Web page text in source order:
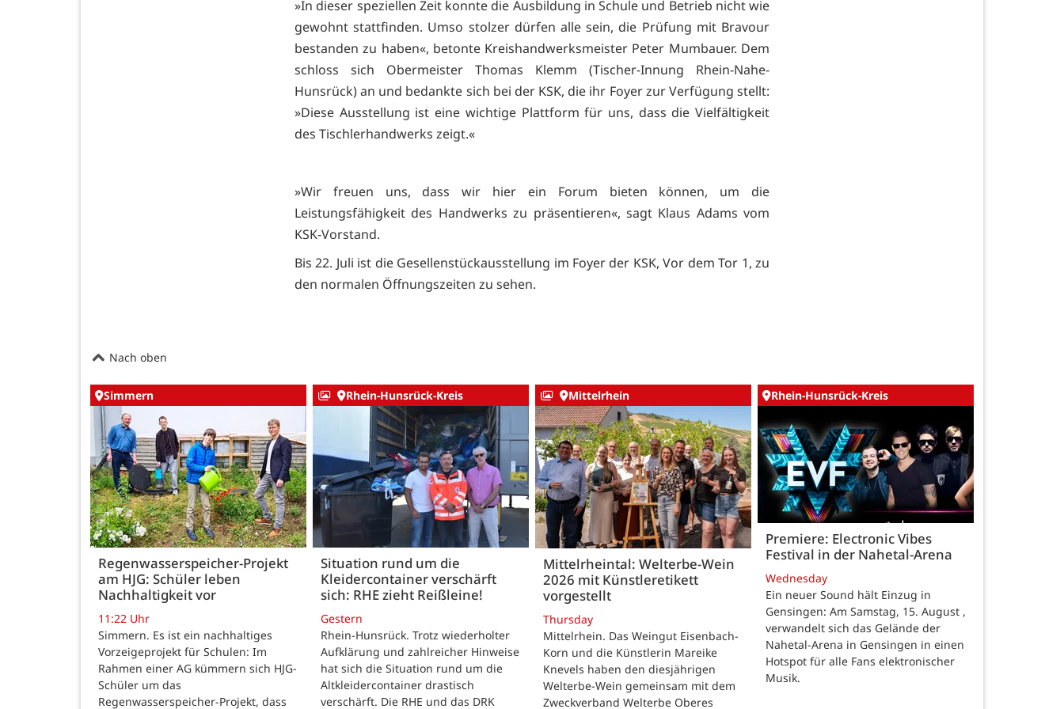
»In dieser speziellen Zeit konnte die Ausbildung in Schule und Betrieb nicht wie
gewohnt stattfinden. Umso stolzer dürfen alle sein, die Prüfung mit Bravour
bestanden zu haben«, betonte Kreishandwerksmeister Peter Mumbauer. Dem
schloss sich Obermeister Thomas Klemm (Tischer-Innung Rhein-Nahe-
Hunsrück) an und bedankte sich bei der KSK, die ihr Foyer zur Verfügung stellt:
»Diese Ausstellung ist eine wichtige Plattform für uns, dass die Vielfältigkeit
des Tischlerhandwerks zeigt.«
»Wir freuen uns, dass wir hier ein Forum bieten können, um die
Leistungsfähigkeit des Handwerks zu präsentieren«, sagt Klaus Adams vom
KSK-Vorstand.
Bis 22. Juli ist die Gesellenstückausstellung im Foyer der KSK, Vor dem Tor 1, zu
den normalen Öffnungszeiten zu sehen.
Nach oben
Simmern
Regenwasserspeicher-Projekt
am HJG: Schüler leben
Nachhaltigkeit vor
11:22 Uhr
Simmern. Es ist ein nachhaltiges
Vorzeigeprojekt für Schulen: Im
Rahmen einer AG kümmern sich HJG-
Schüler um das
Regenwasserspeicher-Projekt, dass
Rhein-Hunsrück-Kreis
Situation rund um die
Kleidercontainer verschärft
sich: RHE zieht Reißleine!
Gestern
Rhein-Hunsrück. Trotz wiederholter
Aufklärung und zahlreicher Hinweise
hat sich die Situation rund um die
Altkleidercontainer drastisch
verschärft. Die RHE und das DRK
Mittelrhein
Mittelrheintal: Welterbe-Wein
2026 mit Künstleretikett
vorgestellt
Thursday
Mittelrhein. Das Weingut Eisenbach-
Korn und die Künstlerin Mareike
Knevels haben den diesjährigen
Welterbe-Wein gemeinsam mit dem
Zweckverband Welterbe Oberes
Rhein-Hunsrück-Kreis
Premiere: Electronic Vibes
Festival in der Nahetal-Arena
Wednesday
Ein neuer Sound hält Einzug in
Gensingen: Am Samstag, 15. August ,
verwandelt sich das Gelände der
Nahetal-Arena in Gensingen in einen
Hotspot für alle Fans elektronischer
Musik.